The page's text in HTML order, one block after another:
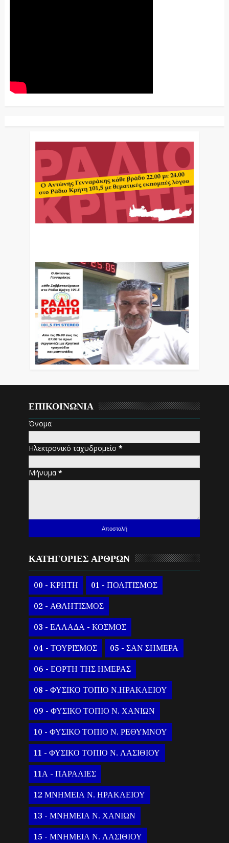
ΕΠΙΚΟΙΝΩΝΙΑ
Όνομα
Ηλεκτρονικό ταχυδρομείο*
Μήνυμα*
ΚΑΤΗΓΟΡΙΕΣ ΑΡΘΡΩΝ
00 - ΚΡΗΤΗ 01 - ΠΟΛΙΤΙΣΜΟΣ
02 - ΑΘΛΗΤΙΣΜΟΣ
03 - ΕΛΛΑΔΑ - ΚΟΣΜΟΣ
04 - ΤΟΥΡΙΣΜΟΣ 05 - ΣΑΝ ΣΗΜΕΡΑ
06 - ΕΟΡΤΗ ΤΗΣ ΗΜΕΡΑΣ
08 - ΦΥΣΙΚΟ ΤΟΠΙΟ Ν.ΗΡΑΚΛΕΙΟΥ
09 - ΦΥΣΙΚΟ ΤΟΠΙΟ Ν. ΧΑΝΙΩΝ
10 - ΦΥΣΙΚΟ ΤΟΠΙΟ Ν. ΡΕΘΥΜΝΟΥ
11 - ΦΥΣΙΚΟ ΤΟΠΙΟ Ν. ΛΑΣΙΘΙΟΥ
11Α - ΠΑΡΑΛΙΕΣ
12 ΜΝΗΜΕΙΑ Ν. ΗΡΑΚΛΕΙΟΥ
13 - ΜΝΗΜΕΙΑ Ν. ΧΑΝΙΩΝ
15 - ΜΝΗΜΕΙΑ Ν. ΛΑΣΙΘΙΟΥ